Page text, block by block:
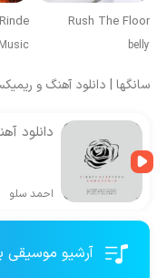
Rush The Floor
belly
سانگها | دانلود آهنگ و
دانلود
احمد سلو
آرشیو موسیقی